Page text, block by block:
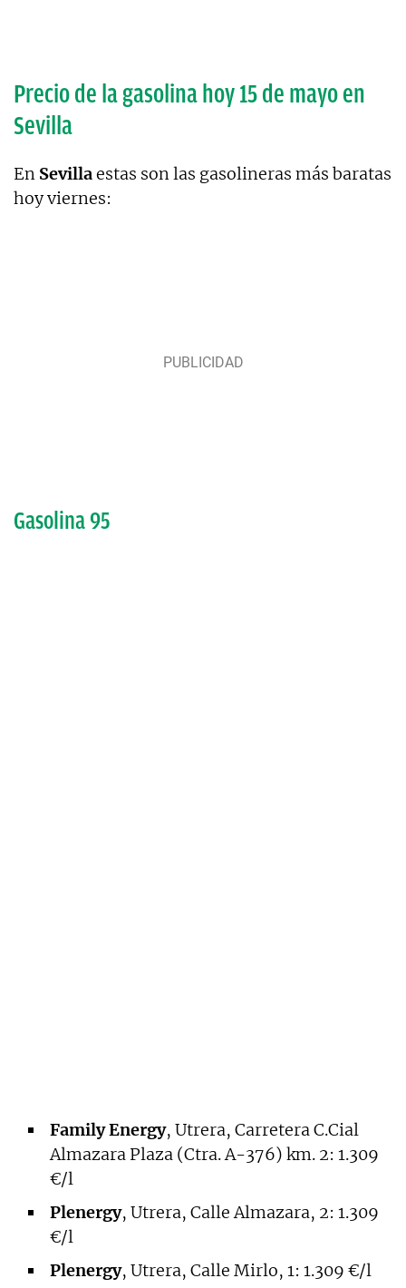
Precio de la gasolina hoy 15 de mayo en
Sevilla
En Sevillaestas son las gasolineras más baratas
hoy viernes:
Gasolina 95
Family Energy, Utrera, Carretera C.Cial
Almazara Plaza (Ctra. A-376) km. 2: 1.309
€/l
Plenergy, Utrera, Calle Almazara, 2: 1.309
€/l
Plenergy, Utrera, Calle Mirlo, 1: 1.309 €/l